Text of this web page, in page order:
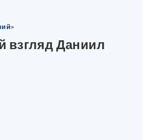
взгляд Даниил